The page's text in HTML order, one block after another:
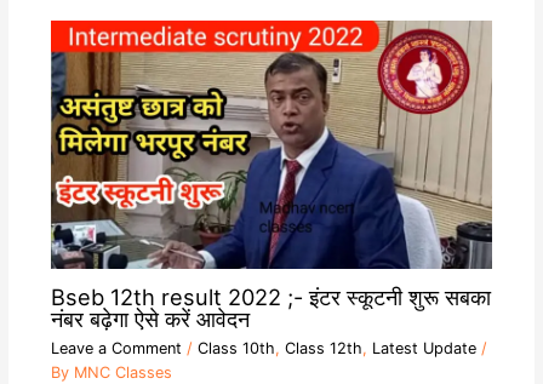
Bseb 12th result 2022 ;- इंटर स्कूटनी शुरू सबका
नंबर बढ़ेगा ऐसे करें आवेदन
Leave a Comment / Class 10th, Class 12th, Latest Update/
By MNC Classes